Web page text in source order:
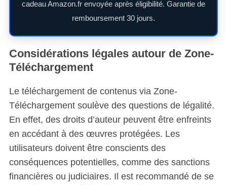
cadeau Amazon.fr envoyée après éligibilité. Garantie de
remboursement 30 jours.
Considérations légales autour de Zone-
Téléchargement
Le téléchargement de contenus via Zone-
Téléchargement soulève des questions de légalité.
En effet, des droits d’auteur peuvent être enfreints
en accédant à des œuvres protégées. Les
utilisateurs doivent être conscients des
conséquences potentielles, comme des sanctions
financières ou judiciaires. Il est recommandé de se